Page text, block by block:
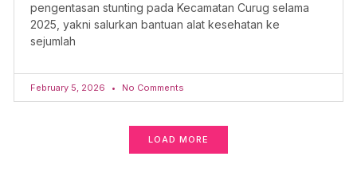
pengentasan stunting pada Kecamatan Curug selama
2025, yakni salurkan bantuan alat kesehatan ke
sejumlah
February 5, 2026 No Comments
LOAD MORE